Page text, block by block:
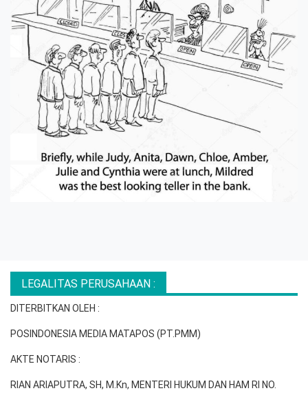
LEGALITAS PERUSAHAAN :
DITERBITKAN OLEH :
POSINDONESIA MEDIA MATAPOS (PT.PMM)
AKTE NOTARIS :
RIAN ARIAPUTRA, SH, M.Kn, MENTERI HUKUM DAN HAM RI NO.